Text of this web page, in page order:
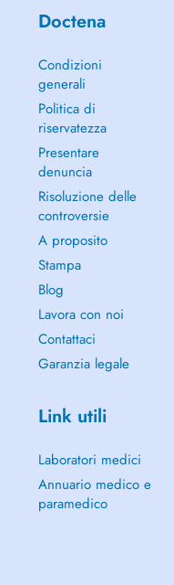
Doctena
Condizioni
generali
Politica di
riservatezza
Presentare
denuncia
Risoluzione delle
controversie
A proposito
Stampa
Blog
Lavora con noi
Contattaci
Garanzia legale
Link utili
Laboratori medici
Annuario medico e
paramedico